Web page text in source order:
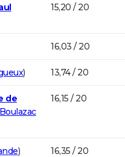
15,20 / 20
16,03 / 20
) 13,74 / 20
de
16,15 / 20
) 16,35 / 20